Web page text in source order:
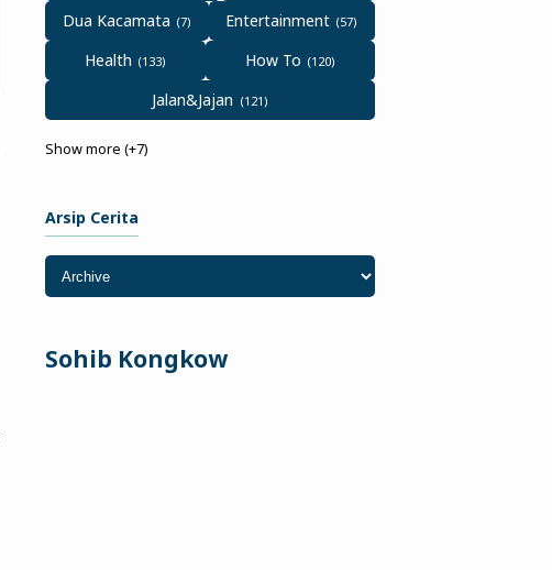
Dua Kacamata
Entertainment
Health
How To
Jalan&Jajan
Show more (+7)
Arsip Cerita
Sohib Kongkow